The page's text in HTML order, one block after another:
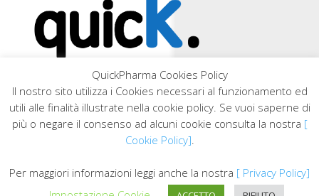
Phone
800 102789
info@quickpharma.it
QuickPharma Cookies Policy
Il nostro sito utilizza i Cookies necessari al funzionamento ed
utili alle finalità illustrate nella cookie policy. Se vuoi saperne di
più o negare il consenso ad alcuni cookie consulta la nostra [
Cookie Policy].
Per maggiori informazioni leggi anche la nostra [ Privacy Policy]